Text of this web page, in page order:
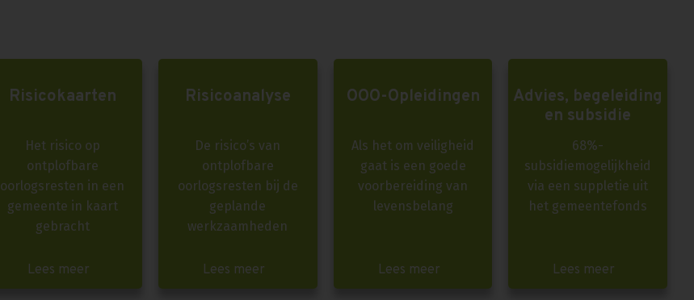
Risicokaarten
Het risico op
ontplofbare
oorlogsresten in een
gemeente in kaart
gebracht
Lees meer
Risicoanalyse
De risico’s van
ontplofbare
oorlogsresten bij de
geplande
werkzaamheden
Lees meer
OOO-Opleidingen
Als het om veiligheid
gaat is een goede
voorbereiding van
levensbelang
Lees meer
Advies, begeleiding
en subsidie
68%-
subsidiemogelijkheid
via een suppletie uit
het gemeentefonds
Lees meer